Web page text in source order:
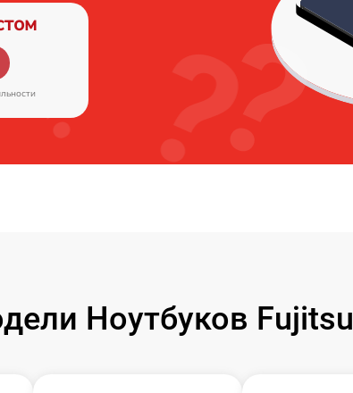
Ноутбуков Fujitsu